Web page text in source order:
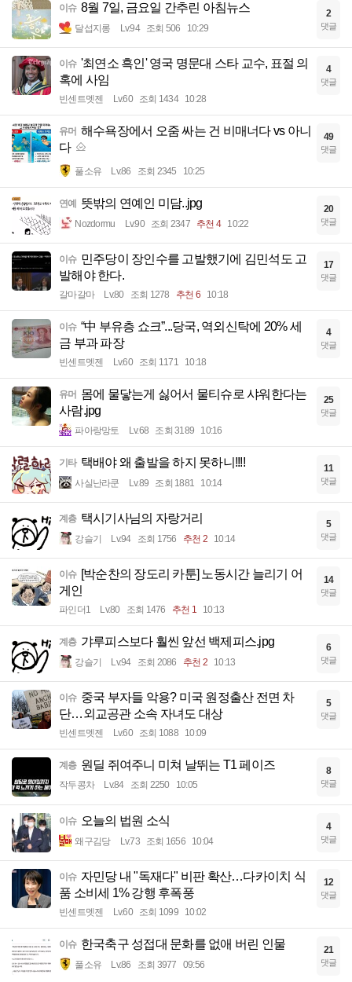
이슈 8월 7일, 금요일 간추린 아침뉴스
달섭지롱 Lv.94 조회 506 10:29
2
댓글
이슈 '최연소 흑인' 영국 명문대 스타 교수, 표절 의
혹에 사임
빈센트멧젠 Lv.60 조회 1434 10:28
4
댓글
유머 해수욕장에서 오줌 싸는 건 비매너다 vs 아니
다
풀소유 Lv.86 조회 2345 10:25
49
댓글
연예 뜻밖의 연예인 미담..jpg
Nozdormu Lv.90 조회 2347 추천 4 10:22
20
댓글
이슈 민주당이 장인수를 고발했기에 김민석도 고
발해야 한다.
갈마갈마 Lv.80 조회 1278 추천 6 10:18
17
댓글
이슈 “中 부유층 쇼크”...당국, 역외신탁에 20% 세
금 부과 파장
빈센트멧젠 Lv.60 조회 1171 10:18
4
댓글
유머 몸에 물닿는게 싫어서 물티슈로 샤워한다는
사람.jpg
파아랑망토 Lv.68 조회 3189 10:16
25
댓글
기타 택배야 왜 출발을 하지 못하니!!!!
사실난라쿤 Lv.89 조회 1881 10:14
11
댓글
계층 택시기사님의 자랑거리
강슬기 Lv.94 조회 1756 추천 2 10:14
5
댓글
이슈 [박순찬의 장도리 카툰] 노동시간 늘리기 어
게인
파인더1 Lv.80 조회 1476 추천 1 10:13
14
댓글
계층 갸루피스보다 훨씬 앞선 백제피스.jpg
강슬기 Lv.94 조회 2086 추천 2 10:13
6
댓글
이슈 중국 부자들 악용? 미국 원정출산 전면 차
단…외교공관 소속 자녀도 대상
빈센트멧젠 Lv.60 조회 1088 10:09
5
댓글
계층 원딜 쥐여주니 미쳐 날뛰는 T1 페이즈
작두콩차 Lv.84 조회 2250 10:05
8
댓글
이슈 오늘의 법원 소식
왜구김당 Lv.73 조회 1656 10:04
4
댓글
이슈 자민당 내 "독재다" 비판 확산…다카이치 식
품 소비세 1% 강행 후폭풍
빈센트멧젠 Lv.60 조회 1099 10:02
12
댓글
이슈 한국축구 성접대 문화를 없애 버린 인물
풀소유 Lv.86 조회 3977 09:56
21
댓글